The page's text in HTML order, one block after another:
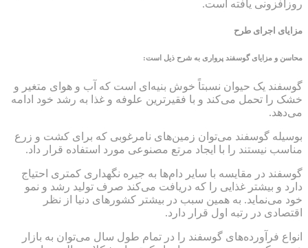
روزافزونی یافته است.
مزایای اجرای طرح
محاسن و مزایای گوسفند پرواری به شرح ذیل است:
گوسفند یک حیوان نسبتاً خوش بنیه‌ای است که آب و هوای متغیر و
خشک را تحمل می‌کند و با فقیرترین علوفه و غذا به رشد خود ادامه
می‌دهد.
بوسیله گوسفند می‌توان زمین‌های نامرغوبی که برای کشت و زرع
مناسب نیستند را با ایجاد مرتع مصنوعی مورد استفاده قرار داد.
گوسفند در مقایسه با سایر دام‌ها به جیره نگهداری کمتری احتیاج
دارد و بیشتر غذایی را که دریافت می‌کند صرف تولید رشد و نمو
خود می‌نماید. به همین سبب در بیشتر کشورهای دنیا از نظر
اقتصادی در رتبه اول قرار دارد.
انواع فرآورده‌های گوسفند را در تمام طول سال می‌توان به بازار